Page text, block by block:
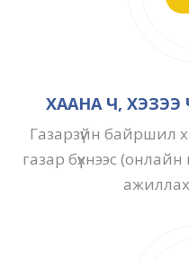
ХААНА Ч,
Газарзүйн байршил
газар бүхнээс